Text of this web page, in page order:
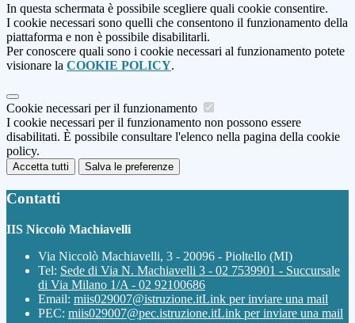
In questa schermata è possibile scegliere quali cookie consentire.
I cookie necessari sono quelli che consentono il funzionamento della
piattaforma e non è possibile disabilitarli.
Per conoscere quali sono i cookie necessari al funzionamento potete
visionare la COOKIE POLICY.
Cookie necessari per il funzionamento
I cookie necessari per il funzionamento non possono essere
disabilitati. È possibile consultare l'elenco nella pagina della cookie
policy.
Accetta tutti Salva le preferenze
Contatti
IIS Niccolò Machiavelli
Via Niccolò Machiavelli, 3 - 20096 - Pioltello (MI)
Tel: Sede di Via N. Machiavelli 3 - 02 7539901 - Succursale
di Via Milano 1/A - 02 92100686
Email: miis029007@istruzione.itLink per inviare una mail
PEC: miis029007@pec.istruzione.itLink per inviare una mail